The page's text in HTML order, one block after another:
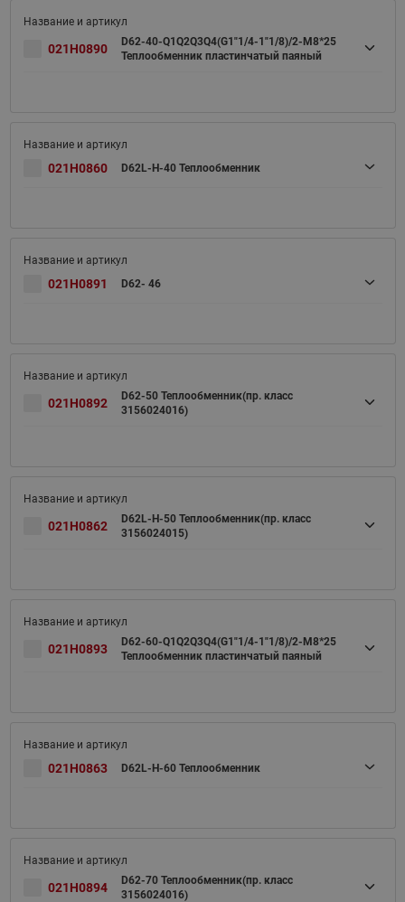
021H0890
D62-40-Q1Q2Q3Q4(G1"1/4-1"1/8)/2-M8*25
Теплообменник пластинчатый паяный
021H0860 D62L-H-40 Теплообменник
021H0891 D62- 46
021H0892
D62-50 Теплообменник(пр. класс
3156024016)
021H0862
D62L-H-50 Теплообменник(пр. класс
3156024015)
021H0893
D62-60-Q1Q2Q3Q4(G1"1/4-1"1/8)/2-M8*25
Теплообменник пластинчатый паяный
021H0863 D62L-H-60 Теплообменник
021H0894
D62-70 Теплообменник(пр. класс
3156024016)